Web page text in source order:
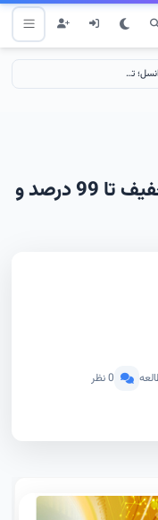
جشنواره نوروز 94 ایرانسل؛ تخفیف تا 99 درصد و
0 نظر